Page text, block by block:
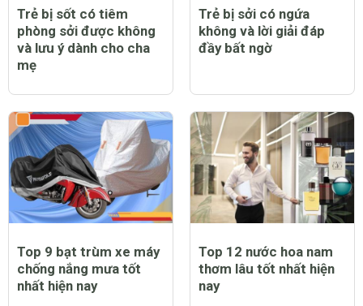
Trẻ bị sốt có tiêm
phòng sởi được không
và lưu ý dành cho cha
mẹ
Trẻ bị sởi có ngứa
không và lời giải đáp
đầy bất ngờ
Top 9 bạt trùm xe máy
chống nắng mưa tốt
nhất hiện nay
Top 12 nước hoa nam
thơm lâu tốt nhất hiện
nay